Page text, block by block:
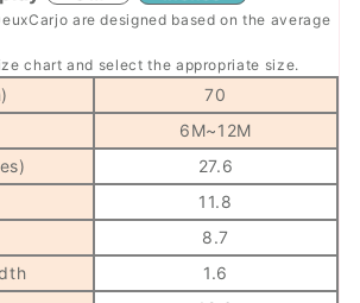
are designed based on the average
chart and select the appropriate size.
70
6M~12M
27.6
11.8
8.7
1.6